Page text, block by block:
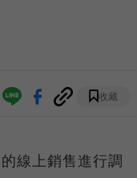
收藏
線上銷售進行調